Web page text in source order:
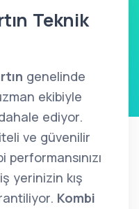
Teknik
genelinde
ekibiyle
ediyor.
ve güvenilir
yerinizin kış
Kombi